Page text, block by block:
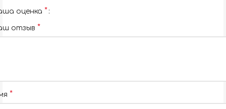
оценка *
отзыв *
*